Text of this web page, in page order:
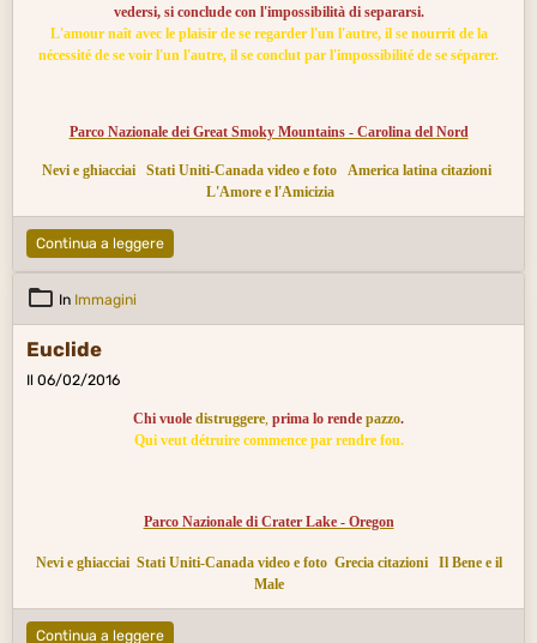
vedersi, si conclude con l'impossibilità di separarsi.
L'amour naît avec le plaisir de se regarder l'un l'autre, il se nourrit de la
nécessité de se voir l'un l'autre, il se conclut par l'impossibilité de se séparer.
Parco Nazionale dei Great Smoky Mountains - Carolina del Nord
Nevi e ghiacciai Stati Uniti-Canada video e foto
America latina citazioni
L'Amore e l'Amicizia
Continua a leggere
In Immagini
Euclide
Il 06/02/2016
Chi vuole distruggere, prima lo rende pazzo.
Qui veut détruire commence par rendre fou.
Parco Nazionale di Crater Lake - Oregon
Nevi e ghiacciai Stati Uniti-Canada video e foto Grecia citazioni
Il Bene e il
Male
Continua a leggere